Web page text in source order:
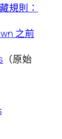
規則：
之前
（原始